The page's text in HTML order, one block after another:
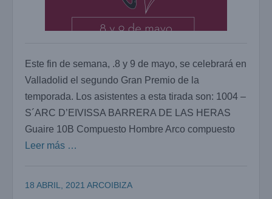
Este fin de semana, .8 y 9 de mayo, se celebrará en
Valladolid el segundo Gran Premio de la
temporada. Los asistentes a esta tirada son: 1004 –
S´ARC D’EIVISSA BARRERA DE LAS HERAS
Guaire 10B Compuesto Hombre Arco compuesto
Leer más …
18 ABRIL, 2021 ARCOIBIZA